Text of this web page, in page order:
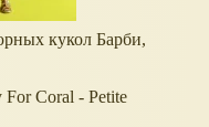
кукол Барби,
Coral - Petite